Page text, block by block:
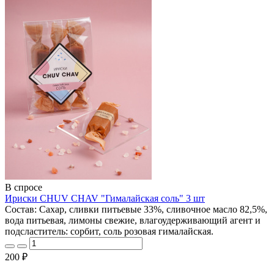
В спросе
Ириски CHUV CHAV "Гималайская соль" 3 шт
Состав: Cахар, сливки питьевые 33%, сливочное масло 82,5%,
вода питьевая, лимоны свежие, влагоудерживающий агент и
подсластитель: сорбит, соль розовая гималайская.
200 ₽